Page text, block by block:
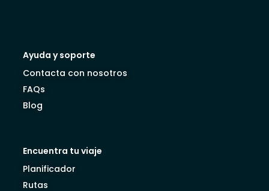
Ayuda y soporte
Contacta con nosotros
FAQs
Blog
Encuentra tu viaje
Planificador
Rutas